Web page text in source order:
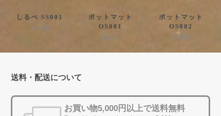
しるべ SS001
¥1,320
ポットマット
OS001
¥3,300
ポットマット
OS002
¥3,300
送料・配送について
お買い物5,000円以上で送料無料